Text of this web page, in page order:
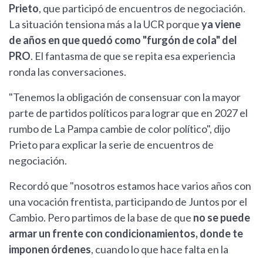
Prieto, que participó de encuentros de negociación.
La situación tensiona más a la UCR porqueya viene
de años en que quedó como "furgón de cola" del
PRO. El fantasma de que se repita esa experiencia
ronda las conversaciones.
"Tenemos la obligación de consensuar con la mayor
parte de partidos políticos para lograr que en 2027 el
rumbo de La Pampa cambie de color político", dijo
Prieto para explicar la serie de encuentros de
negociación.
Recordó que "nosotros estamos hace varios años con
una vocación frentista, participando de Juntos por el
Cambio. Pero partimos de la base de que no se puede
armar un frente con condicionamientos, donde te
imponen órdenes, cuando lo que hace falta en la